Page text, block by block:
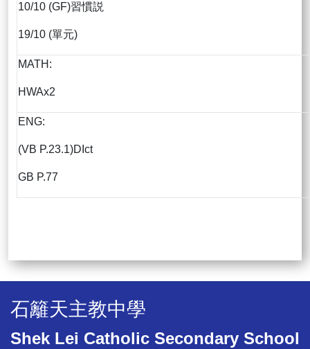
10/10 (GF)習慣説
19/10 (單元)
MATH:
HWAx2
ENG:
(VB P.23.1)DIct
GB P.77
石籬天主教中學
Shek Lei Catholic Secondary School